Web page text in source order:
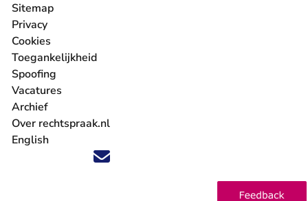
Volg ons op X (Twitter) - U verlaat Rechtspraak.nl
Volg ons op Facebook - U verlaat Rechtspraak.nl
Volg ons op Instagram - U verlaat Rechtspraak.nl
Volg ons op Youtube - U verlaat Rechtspraak.nl
Volg ons op LinkedIn - U verlaat
'Blijf op de hoogte' nieuwsbrief - U verlaat
Sitemap
Privacy
Cookies
Toegankelijkheid
Spoofing
Vacatures
- U verlaat Rechtspraak.nl
Archief
Over rechtspraak.nl
English